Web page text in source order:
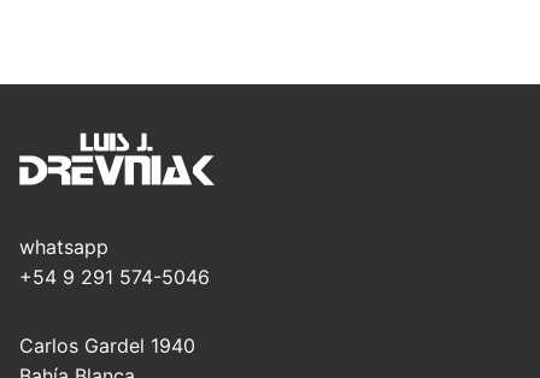
whatsapp
+54 9 291 574-5046
Carlos Gardel 1940